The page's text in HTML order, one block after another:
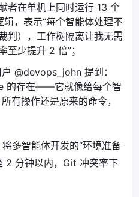
者在单机上同时运行 13 个
，表示“每个智能体处理不
判），工作树隔离让我无需
至少提升 2 倍”；
@devops_john 提到：
的存在——它就像给每个智
有操作还是原来的命令，
多智能体开发的“环境准备
2 分钟以内，Git 冲突率下